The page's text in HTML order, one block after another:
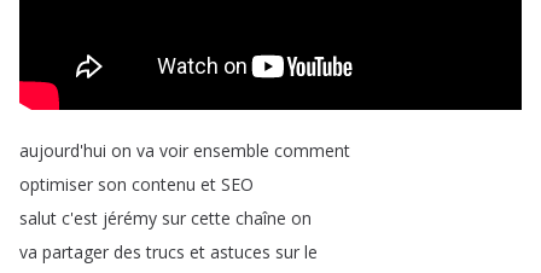
aujourd'hui on va voir ensemble comment
optimiser son contenu et SEO
salut c'est jérémy sur cette chaîne on
va partager des trucs et astuces sur le